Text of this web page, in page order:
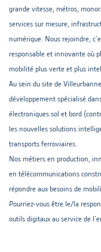
grande vitesse, métros,
services sur mesure,
numérique. Nous rejoindre,
responsable et innovante où
mobilité plus verte et plus
Au sein du site de
développement spécialisé
électroniques sol et bord
les nouvelles solutions
transports ferroviaires.
Nos métiers en production,
en télécommunications
répondre aux besoins de
Pourriez-vous être le/la
outils digitaux au service de